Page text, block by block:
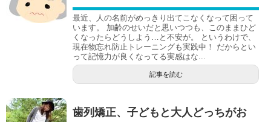
最近、人の名前がめっきり出てこなくなって困って
います。 加齢のせいだと思いつつも、このままひど
くなったらどうしよう…と不安が。 というわけで、
現在物忘れ防止トレーニングも実践中！ だからとい
って記憶力が良くなってる実感はな...
記事を読む
歯列矯正、子どもと大人どっちがお